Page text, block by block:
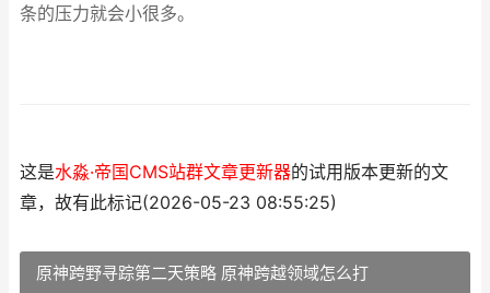
条的压力就会小很多。
这是水淼·帝国CMS站群文章更新器的试用版本更新的文
章，故有此标记(2026-05-23 08:55:25)
原神跨野寻踪第二天策略 原神跨越领域怎么打